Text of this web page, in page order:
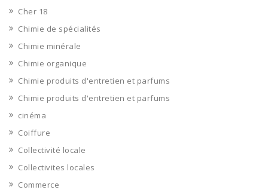
Cher 18
Chimie de spécialités
Chimie minérale
Chimie organique
Chimie produits d'entretien et parfums
Chimie produits d'entretien et parfums
cinéma
Coiffure
Collectivité locale
Collectivites locales
Commerce